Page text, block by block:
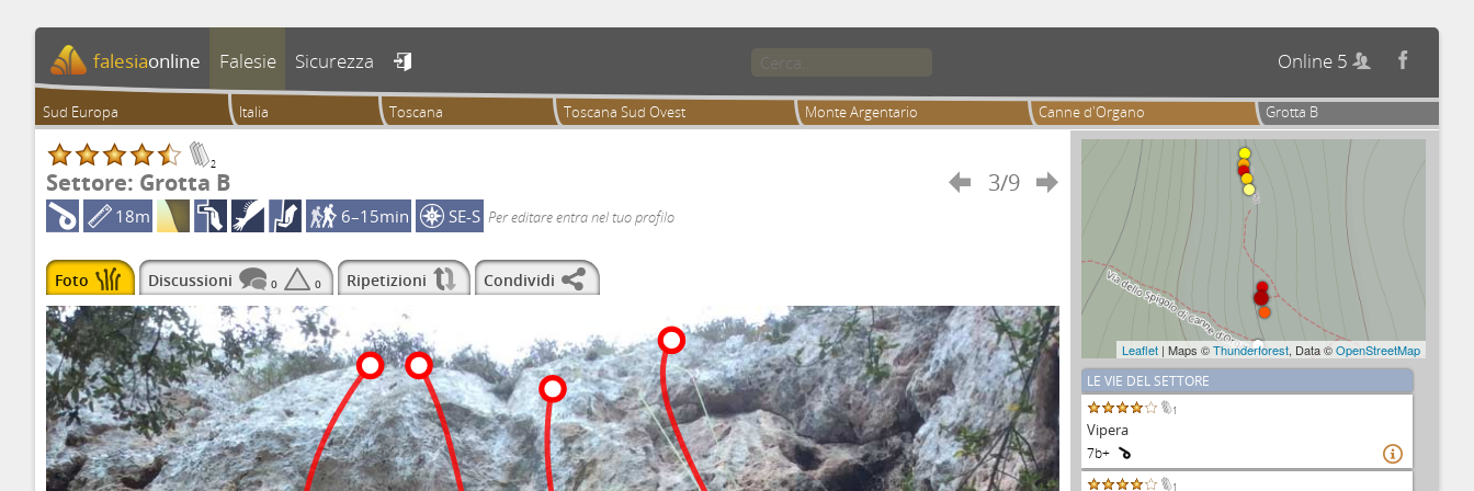
falesiaonline Falesie Sicurezza  Online 5 
Sud Europa Italia Toscana Toscana Sud Ovest Monte Argentario Canne d'Organo Grotta B
2
Settore: Grotta B  3/9

18m
6–15min SE-S Per editare entra nel tuo profilo
Foto Discussioni 0 0 Ripetizioni Condividi
Leaflet | Maps ©Thunderforest, Data ©OpenStreetMap
LE VIE DEL SETTORE
1
Vipera
7b+ 
1